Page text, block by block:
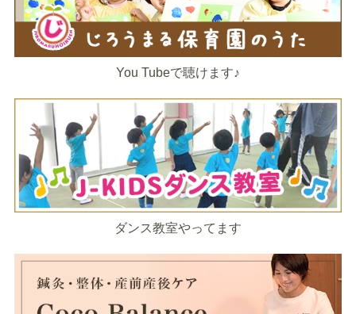
You Tubeで聴けます♪
ダンス教室やってます